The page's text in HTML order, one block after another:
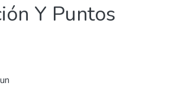
Y Puntos